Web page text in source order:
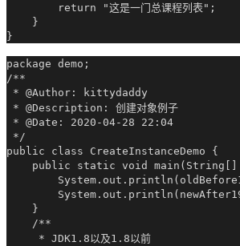
        return "这是一门总课程列表";
    }
package demo;
/**
* @Author: kittydaddy
* @Description: 创建对象例子
* @Date: 2020-04-28 22:04
*/
public class CreateInstanceDemo {
public static void
    }
    /**
     * JDK1.8以及1.8以前